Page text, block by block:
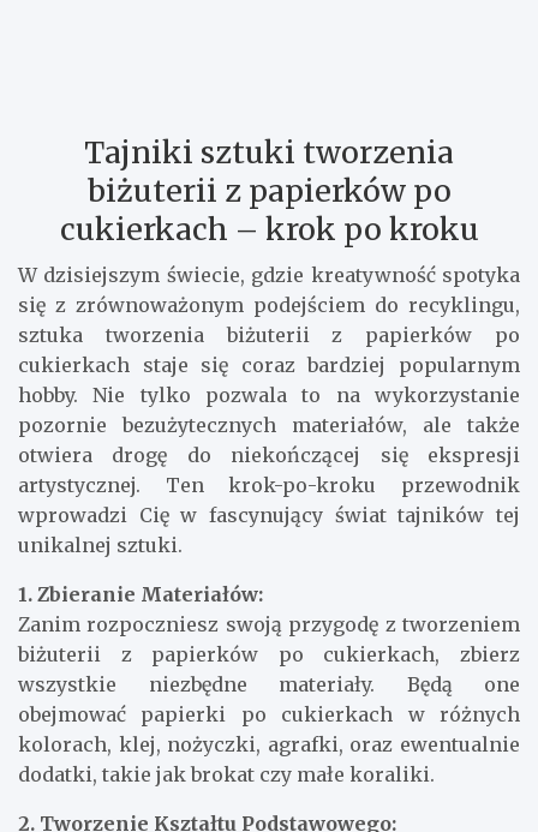
Tajniki sztuki tworzenia
biżuterii z papierków po
cukierkach – krok po kroku
W dzisiejszym świecie, gdzie kreatywność spotyka
się z zrównoważonym podejściem do recyklingu,
sztuka tworzenia biżuterii z papierków po
cukierkach staje się coraz bardziej popularnym
hobby. Nie tylko pozwala to na wykorzystanie
pozornie bezużytecznych materiałów, ale także
otwiera drogę do niekończącej się ekspresji
artystycznej. Ten krok-po-kroku przewodnik
wprowadzi Cię w fascynujący świat tajników tej
unikalnej sztuki.
1. Zbieranie Materiałów:
Zanim rozpoczniesz swoją przygodę z tworzeniem
biżuterii z papierków po cukierkach, zbierz
wszystkie niezbędne materiały. Będą one
obejmować papierki po cukierkach w różnych
kolorach, klej, nożyczki, agrafki, oraz ewentualnie
dodatki, takie jak brokat czy małe koraliki.